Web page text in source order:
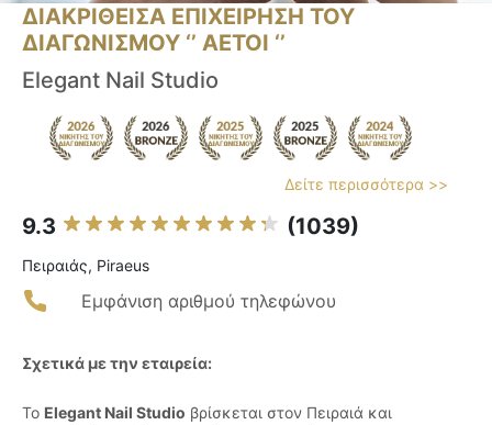
ΔΙΑΚΡΙΘΕΙΣΑ ΕΠΙΧΕΙΡΗΣΗ ΤΟΥ
ΔΙΑΓΩΝΙΣΜΟΥ ‘’ ΑΕΤΟΙ ‘’
Elegant Nail Studio
Δείτε περισσότερα >>
9.3 (1039)
Πειραιάς, Piraeus
Εμφάνιση αριθμού τηλεφώνου
Σχετικά με την εταιρεία:
Το Elegant Nail Studio βρίσκεται στον Πειραιά και